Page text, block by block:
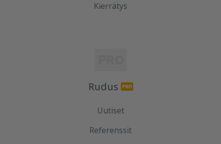
Kierrätys
Rudus
Uutiset
Referenssit